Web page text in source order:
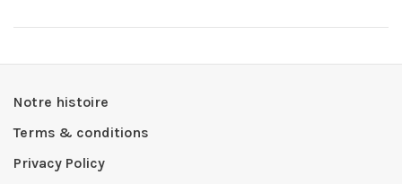
Notre histoire
Terms & conditions
Privacy Policy